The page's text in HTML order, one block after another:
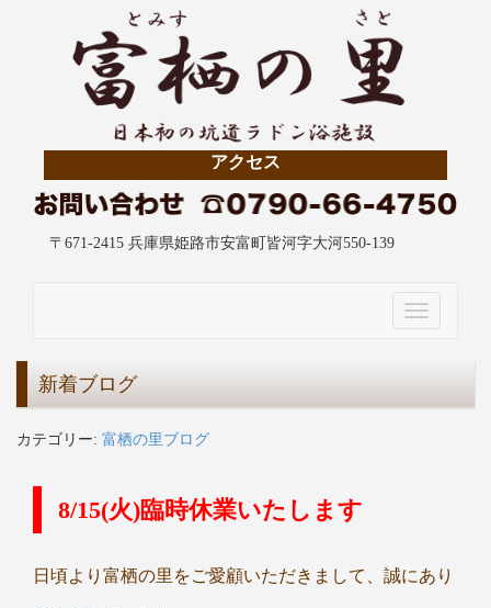
アクセス
〒671-2415 兵庫県姫路市安富町皆河字大河550-139
Toggle
navigation
新着ブログ
カテゴリー: 富栖の里ブログ
8/15(火)臨時休業いたします
日頃より富栖の里をご愛顧いただきまして、誠にあり